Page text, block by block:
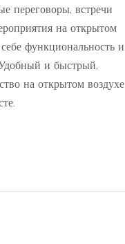
переговоры, встречи
на открытом
функциональность и
и быстрый,
на открытом воздухе